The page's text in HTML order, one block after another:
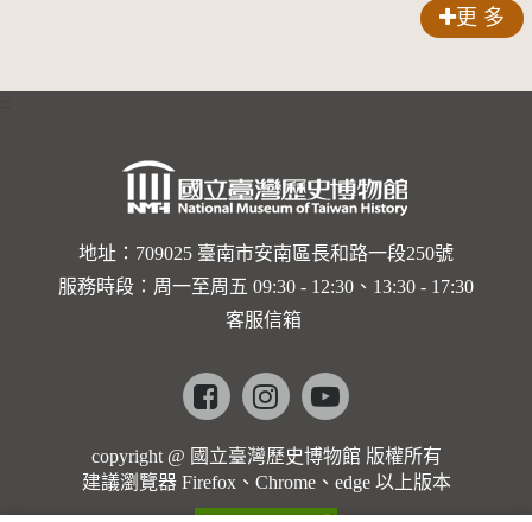
家庭補助
省縣運用
經費一百
八十餘萬
更 多
地址：709025 臺南市安南區長和路一段250號
服務時段：周一至周五 09:30 - 12:30、13:30 - 17:30
客服信箱
Facebookinstagramyoutube
copyright @ 國立臺灣歷史博物館 版權所有
建議瀏覽器 Firefox、Chrome、edge 以上版本